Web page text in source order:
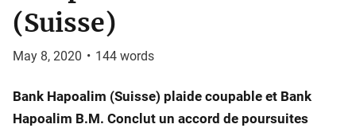
(Suisse)
May 8, 2020 • 144 words
Bank Hapoalim (Suisse) plaide coupable et Bank
Hapoalim B.M. Conclut un accord de poursuites